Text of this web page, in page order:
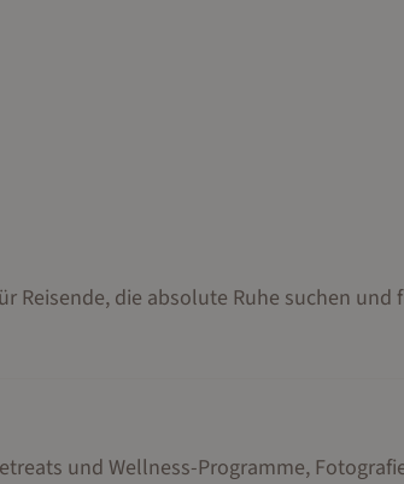
Reisende, die absolute Ruhe suchen und
und Wellness-Programme,